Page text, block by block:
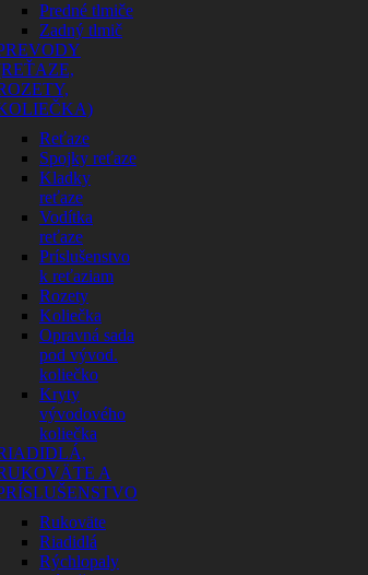
Predné tlmiče
Zadný tlmič
Reťaze
Spojky reťaze
Kladky
reťaze
Vodítka
reťaze
Príslušenstvo
k reťaziam
Rozety
Koliečka
Opravná sada
pod vývod.
koliečko
Kryty
vývodového
koliečka
A
Rukoväte
Riadidlá
Rýchlopaly